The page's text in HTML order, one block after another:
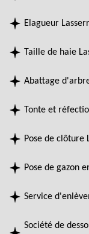
Elagueur
Taille de haie
Abattage
Tonte et
Pose de clôture
Pose de gazon
Service
Société de